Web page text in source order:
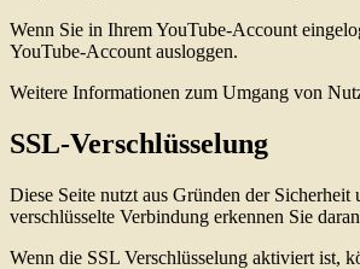
Wenn Sie in Ihrem YouTube-Account
YouTube-Account ausloggen.
Weitere Informationen zum Umgang von
SSL-Verschlüsselung
Diese Seite nutzt aus Gründen der
verschlüsselte Verbindung erkennen Sie
Wenn die SSL Verschlüsselung aktiviert ist,